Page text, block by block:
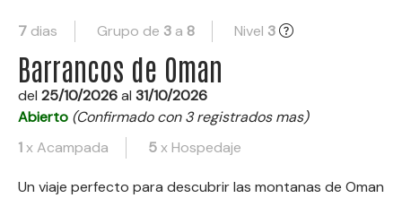
7 dias Grupo de 3 a 8 Nivel 3
Barrancos de Oman
del 25/10/2026al 31/10/2026
Abierto (Confirmado con 3 registrados mas)
1x Acampada 5x Hospedaje
Un viaje perfecto para descubrir las montanas de Oman